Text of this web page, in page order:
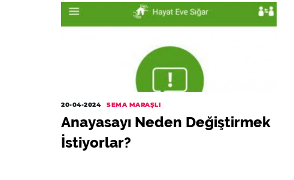
20-04-2024 SEMA MARAŞLI
Anayasayı Neden Değiştirmek
İstiyorlar?